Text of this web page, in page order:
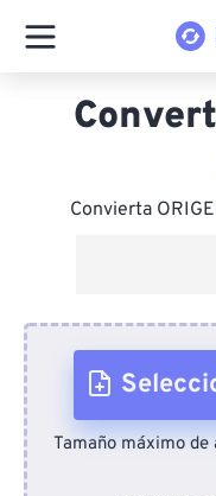
Convierta
Tamaño máximo de